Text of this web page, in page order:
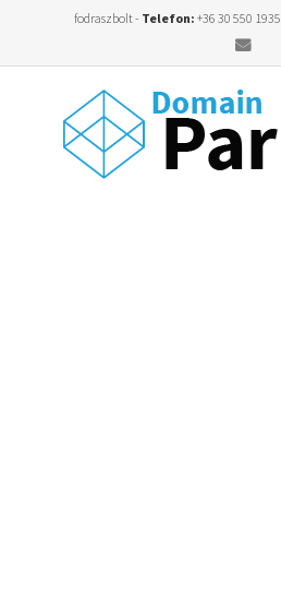
fodraszbolt - Telefon: +36 30 550 1935
Email